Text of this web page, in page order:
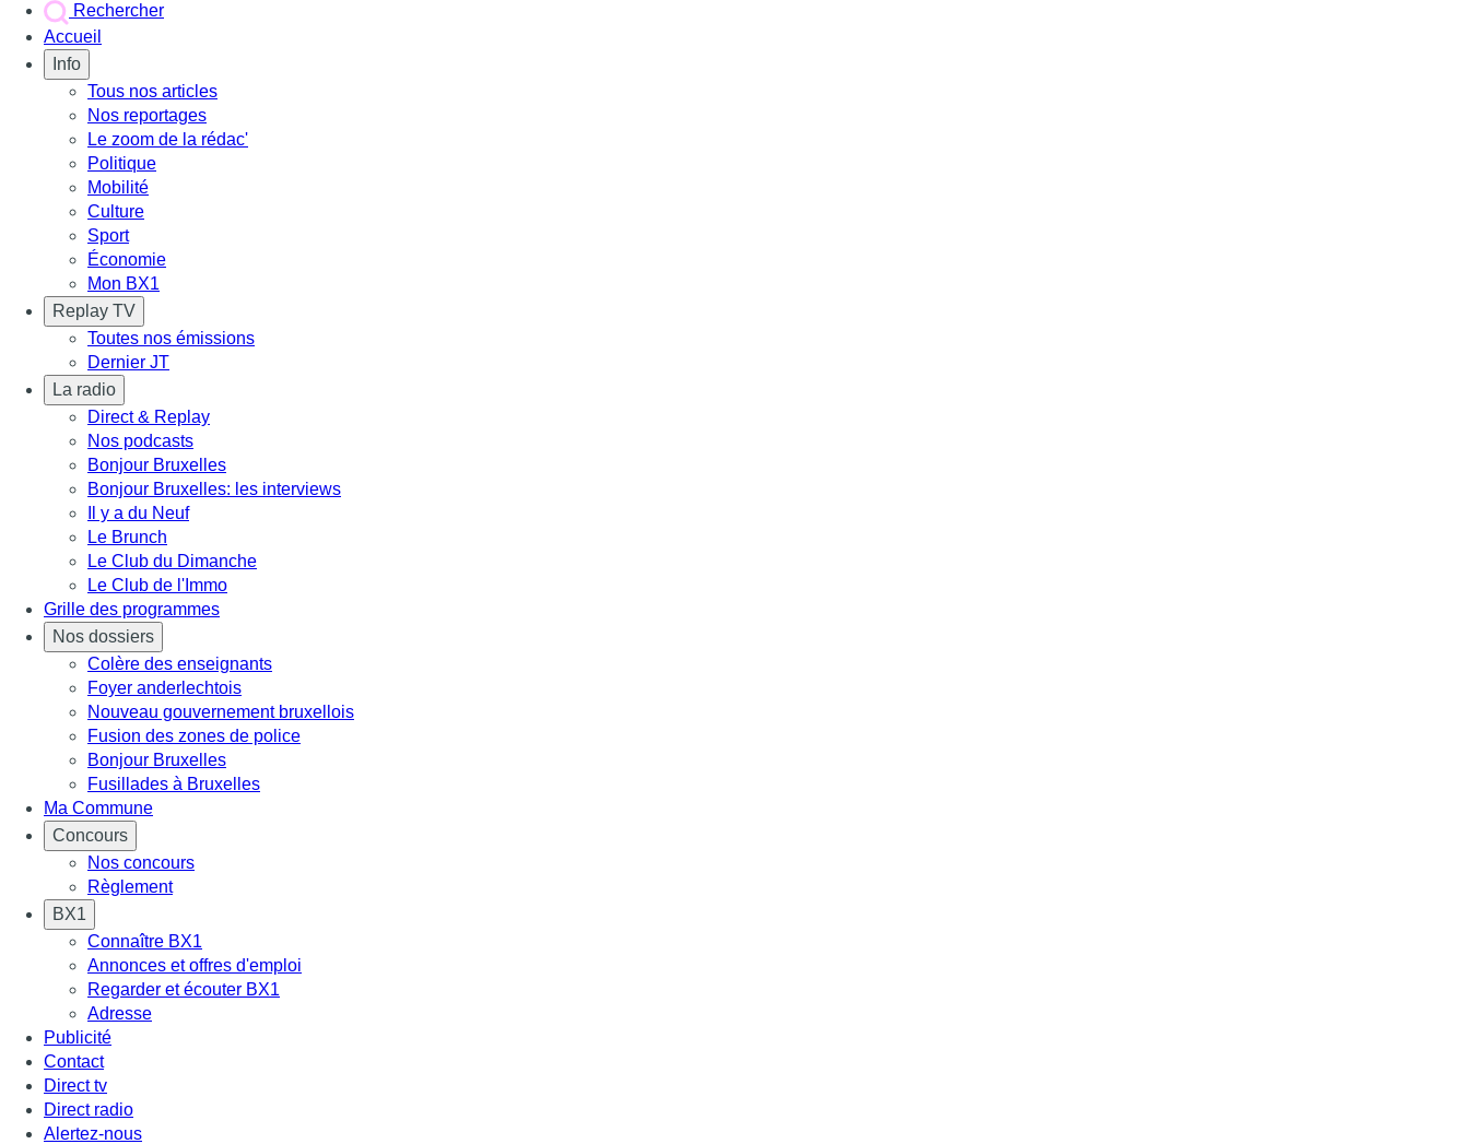
Rechercher
Accueil
Info
Tous nos articles
Nos reportages
Le zoom de la rédac'
Politique
Mobilité
Culture
Sport
Économie
Mon BX1
Replay TV
Toutes nos émissions
Dernier JT
La radio
Direct & Replay
Nos podcasts
Bonjour Bruxelles
Bonjour Bruxelles: les interviews
Il y a du Neuf
Le Brunch
Le Club du Dimanche
Le Club de l'Immo
Grille des programmes
Nos dossiers
Colère des enseignants
Foyer anderlechtois
Nouveau gouvernement bruxellois
Fusion des zones de police
Bonjour Bruxelles
Fusillades à Bruxelles
Ma Commune
Concours
Nos concours
Règlement
BX1
Connaître BX1
Annonces et offres d'emploi
Regarder et écouter BX1
Adresse
Publicité
Contact
Direct tv
Direct radio
Alertez-nous